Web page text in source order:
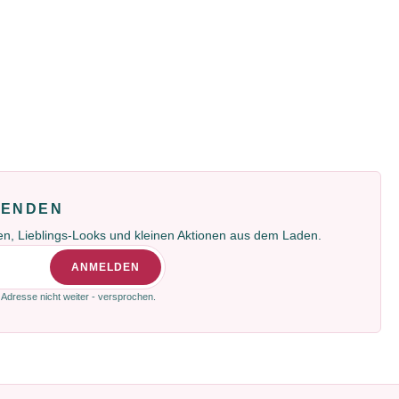
Lieblings-Looks und kleinen Aktionen aus dem Laden.
ANMELDEN
nicht weiter - versprochen.